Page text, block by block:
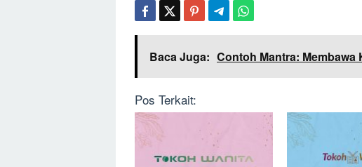
Baca Juga: Contoh Mantra:
Pos Terkait: